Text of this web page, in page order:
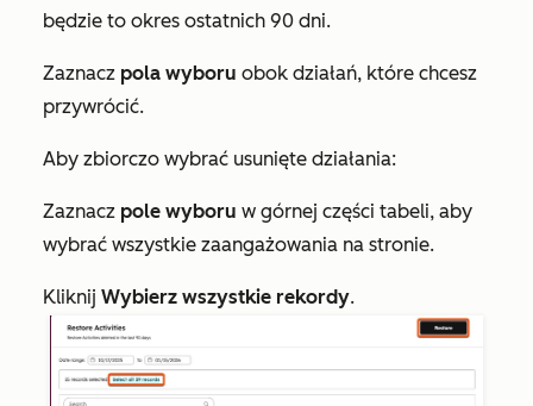
będzie to okres ostatnich 90 dni.
Zaznacz pola wyboru obok działań, które chcesz
przywrócić.
Aby zbiorczo wybrać usunięte działania:
Zaznacz pole wyboru w górnej części tabeli, aby
wybrać wszystkie zaangażowania na stronie.
Kliknij Wybierz wszystkie rekordy.